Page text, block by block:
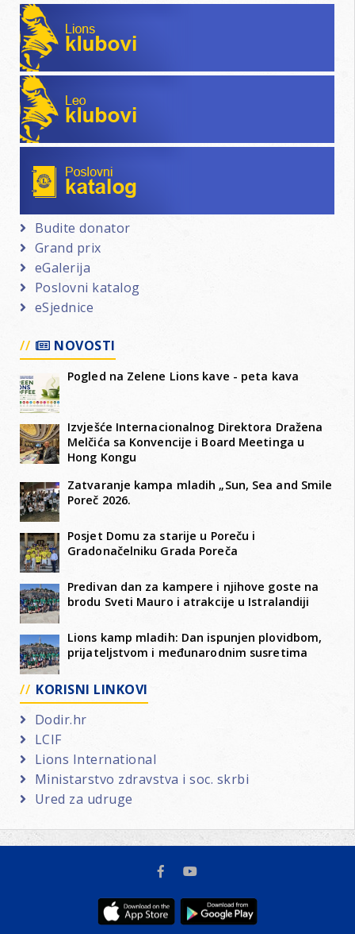
Lions klubovi
Leo klubovi
Budite donator
Grand prix
eGalerija
Poslovni katalog
eSjednice
NOVOSTI
Pogled na Zelene Lions kave - peta kava
Izvješće Internacionalnog Direktora Dražena
Melčića sa Konvencije i Board Meetinga u
Hong Kongu
Zatvaranje kampa mladih „Sun, Sea and Smile
Poreč 2026.
Posjet Domu za starije u Poreču i
Gradonačelniku Grada Poreča
Predivan dan za kampere i njihove goste na
brodu Sveti Mauro i atrakcije u Istralandiji
Lions kamp mladih: Dan ispunjen plovidbom,
prijateljstvom i međunarodnim susretima
KORISNI LINKOVI
Dodir.hr
LCIF
Lions International
Ministarstvo zdravstva i soc. skrbi
Ured za udruge